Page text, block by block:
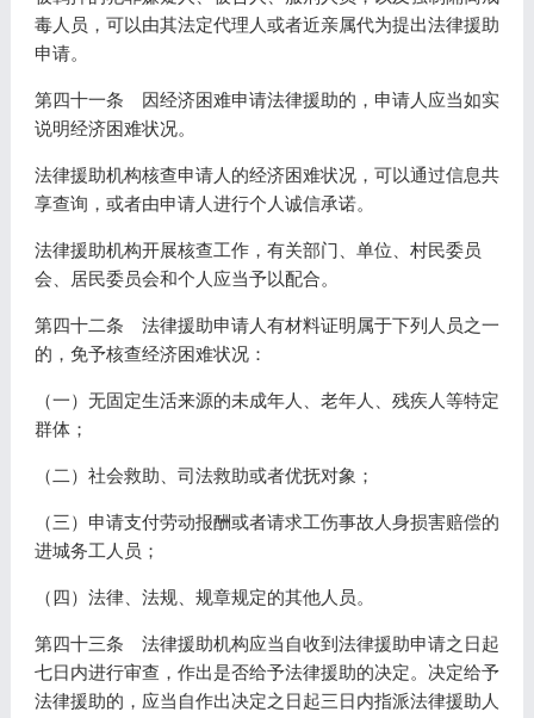
毒人员，可以由其法定代理人或者近亲属代为提出法律援助
申请。
第四十一条 因经济困难申请法律援助的，申请人应当如实
说明经济困难状况。
法律援助机构核查申请人的经济困难状况，可以通过信息共
享查询，或者由申请人进行个人诚信承诺。
法律援助机构开展核查工作，有关部门、单位、村民委员
会、居民委员会和个人应当予以配合。
第四十二条 法律援助申请人有材料证明属于下列人员之一
的，免予核查经济困难状况：
（一）无固定生活来源的未成年人、老年人、残疾人等特定
群体；
（二）社会救助、司法救助或者优抚对象；
（三）申请支付劳动报酬或者请求工伤事故人身损害赔偿的
进城务工人员；
（四）法律、法规、规章规定的其他人员。
第四十三条 法律援助机构应当自收到法律援助申请之日起
七日内进行审查，作出是否给予法律援助的决定。决定给予
法律援助的，应当自作出决定之日起三日内指派法律援助人